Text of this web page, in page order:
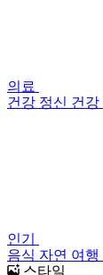
의료
건강 정신 건강
인기
음식 자연 여행
스타일